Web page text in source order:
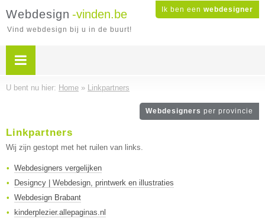
Ik ben een webdesigner
Webdesign -vinden.be
Vind webdesign bij u in de buurt!
U bent nu hier: Home » Linkpartners
Webdesigners per provincie
Linkpartners
Wij zijn gestopt met het ruilen van links.
Webdesigners vergelijken
Designcy | Webdesign, printwerk en illustraties
Webdesign Brabant
kinderplezier.allepaginas.nl